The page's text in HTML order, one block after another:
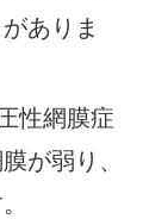
ありま
性網膜症
が弱り、